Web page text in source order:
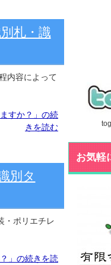
札・識
内容によって
すか？」の続
きを読む
別タ
・ポリエチレ
」の続きを読
お気軽